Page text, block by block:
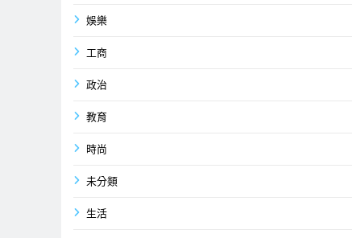
娛樂
工商
政治
教育
時尚
未分類
生活